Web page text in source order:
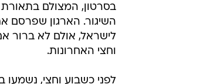
בסרטון, המצולם
השיגור. הארגון שפרסם
לישראל, אולם לא ברור
וחצי האחרונות.
לפני כשבוע וחצי, נשמעו